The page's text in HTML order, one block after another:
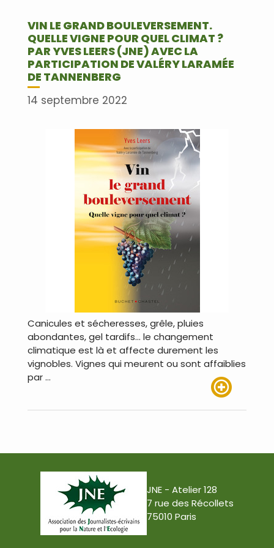
VIN LE GRAND BOULEVERSEMENT.
QUELLE VIGNE POUR QUEL CLIMAT ?
PAR YVES LEERS (JNE) AVEC LA
PARTICIPATION DE VALÉRY LARAMÉE
DE TANNENBERG
14 septembre 2022
Canicules et sécheresses, grêle, pluies
abondantes, gel tardifs… le changement
climatique est là et affecte durement les
vignobles. Vignes qui meurent ou sont affaiblies
par …
JNE - Atelier 128
7 rue des Récollets
75010 Paris